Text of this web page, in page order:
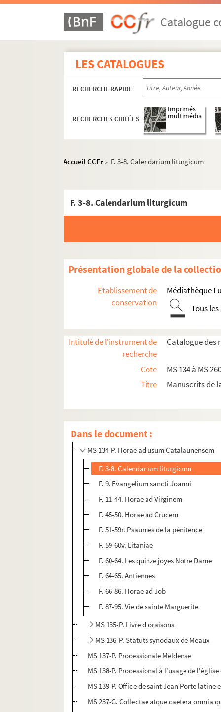
Catalogue
LES CATALOGUES
RECHERCHE RAPIDE
RECHERCHES CIBLÉES
Imprimés
multimédia
Accueil CCFr > F. 3-8. Calendarium liturgicum
F. 3-8. Calendarium liturgicum
Présentation globale de la
Etablissement de
conservation
Médiathèque
Tous
Intitulé de l'instrument de
recherche
Catalogue des
Cote
MS 134 à MS
Titre
Manuscrits de
Dans le document :
Manuscrits de l'évêché et du grand séminaire
MS 134-P. Horae ad usum Catalaunensem
F. 3-8. Calendarium liturgicum
F. 9. Evangelium sancti Joanni
F. 11-44. Horae ad Virginem
F. 45-50. Horae ad Crucem
F. 51-59r. Psaumes de la pénitence
F. 59-60v. Litaniae
F. 60-64. Les quinze joyes Notre Dame
F. 64-65. Antiennes
F. 66-86. Horae ad Job
F. 87-95. Vie de sainte Marguerite
MS 135-P. Livre d'oraisons
MS 136-P. Statuts synodaux de Meaux
MS 137-P. Processionale Meldense
MS 138-P. Processional à l'usage de
MS 139-P. Office de saint Jean Porte
MS 237-G. Collectae atque caetera omnia